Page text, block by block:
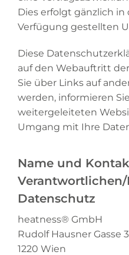
Dies erfolgt gänzlich
Verfügung gestellten
Diese
auf den Webauftritt
Sie über Links auf
werden, informieren
weitergeleiteten
Umgang mit Ihre
Name und
Datenschutz
heatness® GmbH
Rudolf Hausner Gasse 3
1220 Wien